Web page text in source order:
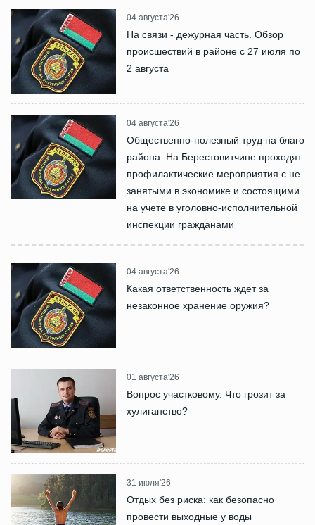
04 августа'26
На связи - дежурная часть. Обзор
происшествий в районе с 27 июля по
2 августа
04 августа'26
Общественно-полезный труд на благо
района. На Берестовитчине проходят
профилактические мероприятия с не
занятыми в экономике и состоящими
на учете в уголовно-исполнительной
инспекции гражданами
04 августа'26
Какая ответственность ждет за
незаконное хранение оружия?
01 августа'26
Вопрос участковому. Что грозит за
хулиганство?
31 июля'26
Отдых без риска: как безопасно
провести выходные у воды